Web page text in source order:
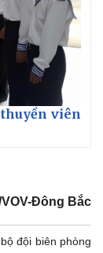
thuyền viên
Đông Bắc
bộ đội biên phòng